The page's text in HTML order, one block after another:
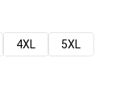
4XL
5XL